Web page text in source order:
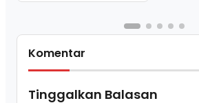
Komentar
Tinggalkan Balasan